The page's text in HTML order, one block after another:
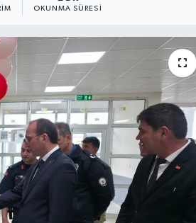
OKUNMA SÜRESI